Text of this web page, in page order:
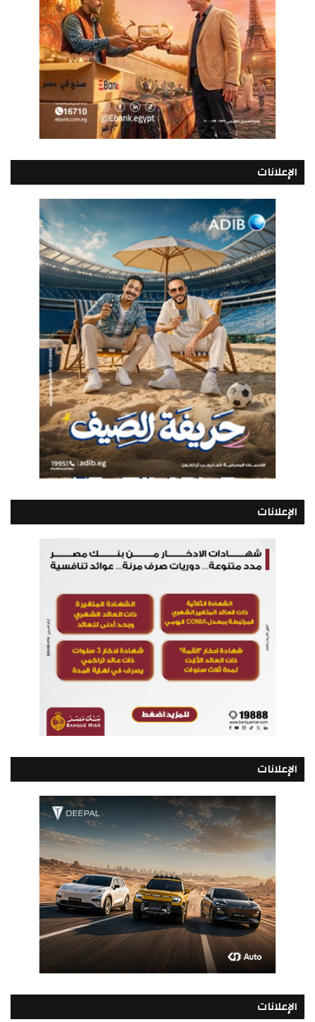
الإعلانات
الإعلانات
الإعلانات
الإعلانات